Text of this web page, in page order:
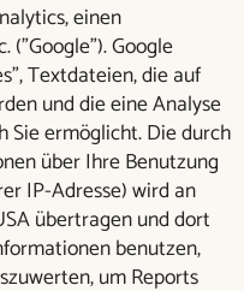
einen
Google
Textdateien, die auf
und die eine Analyse
Sie ermöglicht. Die durch
über Ihre Benutzung
IP-Adresse) wird an
übertragen und dort
benutzen,
um Reports